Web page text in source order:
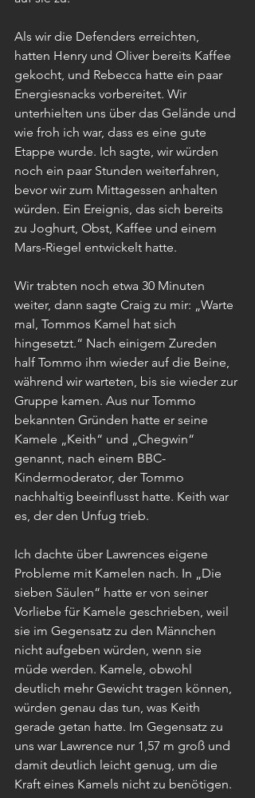
Als wir die Defenders erreichten,
hatten Henry und Oliver bereits Kaffee
gekocht, und Rebecca hatte ein paar
Energiesnacks vorbereitet. Wir
unterhielten uns über das Gelände und
wie froh ich war, dass es eine gute
Etappe wurde. Ich sagte, wir würden
noch ein paar Stunden weiterfahren,
bevor wir zum Mittagessen anhalten
würden. Ein Ereignis, das sich bereits
zu Joghurt, Obst, Kaffee und einem
Mars-Riegel entwickelt hatte.
Wir trabten noch etwa 30 Minuten
weiter, dann sagte Craig zu mir: „Warte
mal, Tommos Kamel hat sich
hingesetzt.“ Nach einigem Zureden
half Tommo ihm wieder auf die Beine,
während wir warteten, bis sie wieder zur
Gruppe kamen. Aus nur Tommo
bekannten Gründen hatte er seine
Kamele „Keith“ und „Chegwin“
genannt, nach einem BBC-
Kindermoderator, der Tommo
nachhaltig beeinflusst hatte. Keith war
es, der den Unfug trieb.
Ich dachte über Lawrences eigene
Probleme mit Kamelen nach. In „Die
sieben Säulen“ hatte er von seiner
Vorliebe für Kamele geschrieben, weil
sie im Gegensatz zu den Männchen
nicht aufgeben würden, wenn sie
müde werden. Kamele, obwohl
deutlich mehr Gewicht tragen können,
würden genau das tun, was Keith
gerade getan hatte. Im Gegensatz zu
uns war Lawrence nur 1,57 m groß und
damit deutlich leicht genug, um die
Kraft eines Kamels nicht zu benötigen.